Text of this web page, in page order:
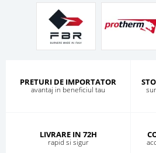
PRETURI DE IMPORTATOR
avantaj in beneficiul tau
LIVRARE IN 72H
rapid si sigur